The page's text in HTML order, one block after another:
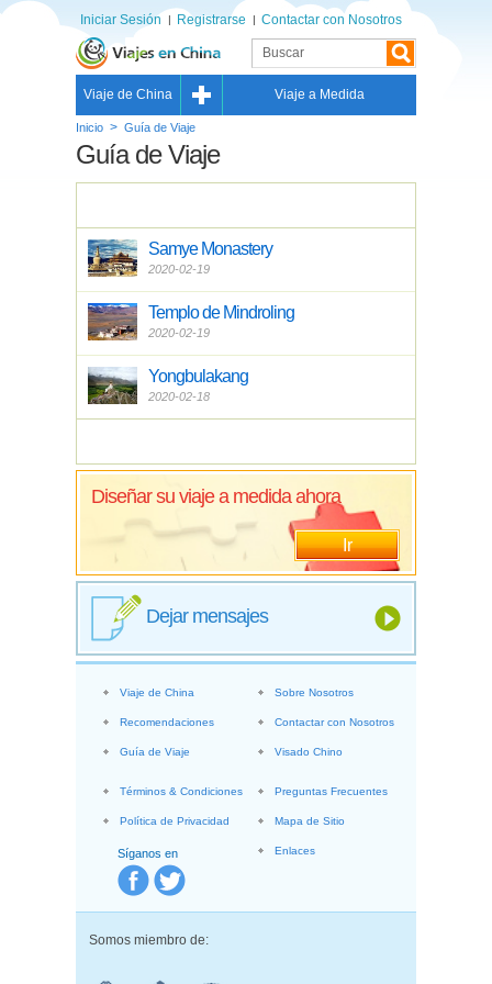
Iniciar Sesión Registrarse Contactar con Nosotros
Viaje de China Viaje a Medida
Inicio > Guía de Viaje
Guía de Viaje
Samye Monastery
2020-02-19
Templo de Mindroling
2020-02-19
Yongbulakang
2020-02-18
Diseñar su viaje a medida ahora
Ir
Dejar mensajes
Síganos en
Viaje de China
Recomendaciones
Guía de Viaje
Sobre Nosotros
Contactar con Nosotros
Visado Chino
Términos & Condiciones
Política de Privacidad
Preguntas Frecuentes
Mapa de Sitio
Enlaces
Somos miembro de: